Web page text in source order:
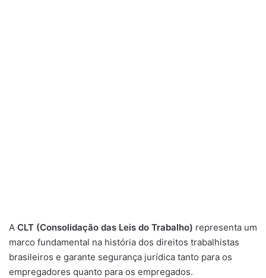
A CLT (Consolidação das Leis do Trabalho) representa um
marco fundamental na história dos direitos trabalhistas
brasileiros e garante segurança jurídica tanto para os
empregadores quanto para os empregados.